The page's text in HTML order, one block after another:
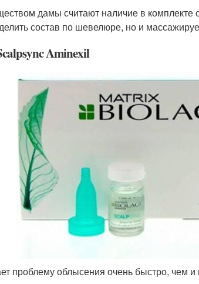
дамы считают наличие в комплекте
состав по шевелюре, но и
Aminexil
проблему облысения очень быстро, чем